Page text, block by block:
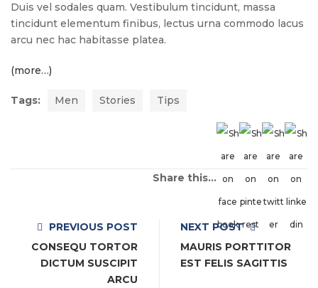
Duis vel sodales quam. Vestibulum tincidunt, massa
tincidunt elementum finibus, lectus urna commodo lacus
arcu nec hac habitasse platea.
(more…)
Tags: Men Stories Tips
Share this...
PREVIOUS POST
CONSEQU TORTOR
DICTUM SUSCIPIT
ARCU
NEXT POST
MAURIS PORTTITOR
EST FELIS SAGITTIS